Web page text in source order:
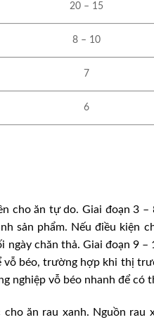
20 – 15
8 – 10
7
6
cho ăn tự do. Giai đoạn 3
sản phẩm. Nếu điều kiện
chăn thả. Giai đoạn 9
béo, trường hợp khi thị
nghiệp vỗ béo nhanh để có
ăn rau xanh. Nguồn rau